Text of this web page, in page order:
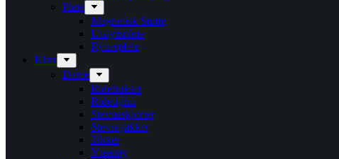
Pleie
Magnetisk Støtte
Utstyrspleie
Rytterpleie
Klær
Dame
Ridebukser
Ridetights
Stevneskjorter
Stevnejakker
Jakker
Yttertøy